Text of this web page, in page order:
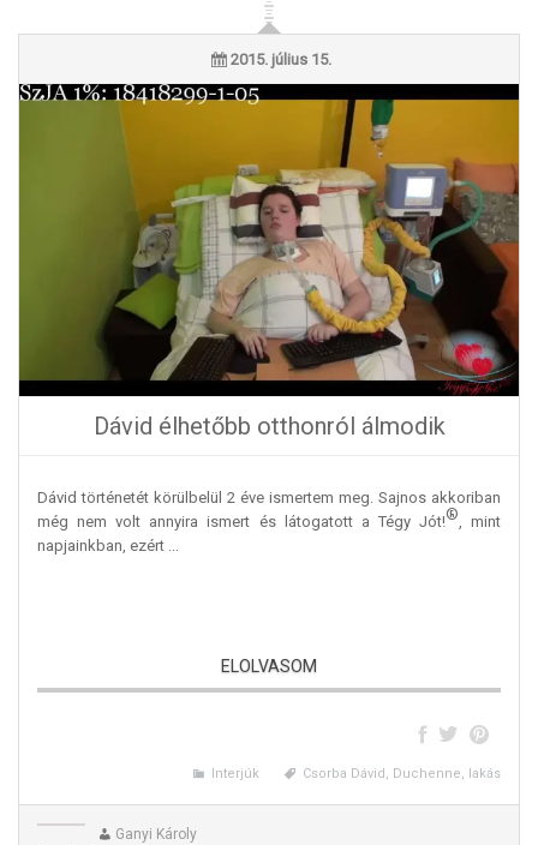
2015. július 15.
Dávid élhetőbb otthonról álmodik
Dávid élhetőbb otthonról álmodik
Dávid történetét körülbelül 2 éve ismertem meg. Sajnos akkoriban
még nem volt annyira ismert és látogatott a Tégy Jót!®, mint
napjainkban, ezért ...
ELOLVASOM
Csorba Dávid, Duchenne, lakás
Interjúk
Ganyi Károly